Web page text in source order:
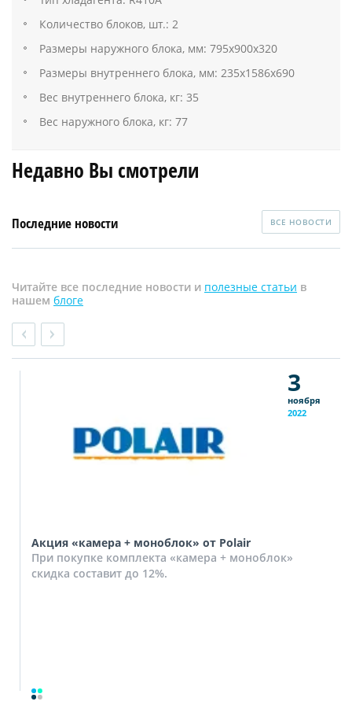
Количество блоков, шт.: 2
Размеры наружного блока, мм: 795х900х320
Размеры внутреннего блока, мм: 235х1586х690
Вес внутреннего блока, кг: 35
Вес наружного блока, кг: 77
Недавно Вы смотрели
Последние новости ВСЕ НОВОСТИ
Читайте все последние новости и полезные статьи в
нашем блоге
3
ноября
2022
Акция «камера + моноблок» от Polair
При покупке комплекта «камера + моноблок»
скидка составит до 12%.